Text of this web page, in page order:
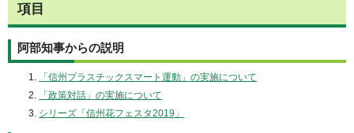
項目
阿部知事からの説明
「信州プラスチックスマート運動」の実施について
「政策対話」の実施について
シリーズ「信州花フェスタ2019」